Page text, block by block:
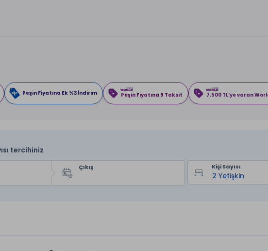
Peşin Fiyatına Ek %3 İndirim Peşin Fiyatına 9 Taksit 7.500 TL'ye varan
tercihiniz
Çıkış Kişi Sayısı